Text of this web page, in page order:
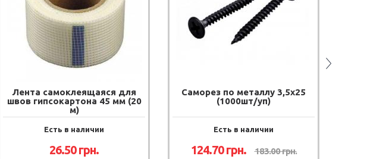
Лента самоклеящаяся для
швов гипсокартона 45 мм (20
м)
Есть в наличии
26.50грн.
Саморез по металлу 3,5х25
(1000шт/уп)
Есть в наличии
124.70грн. 183.00грн.